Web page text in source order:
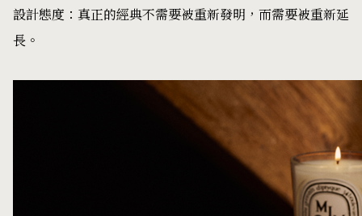
設計態度：真正的經典不需要被重新發明，而需要被重新延
長。